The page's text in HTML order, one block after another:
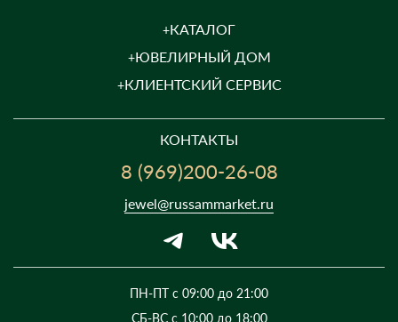
КАТАЛОГ
ЮВЕЛИРНЫЙ ДОМ
КЛИЕНТСКИЙ СЕРВИС
КОНТАКТЫ
8 (969)200-26-08
ПН-ПТ с 09:00 до 21:00
СБ-ВС с 10:00 до 18:00
jewel@russammarket.ru